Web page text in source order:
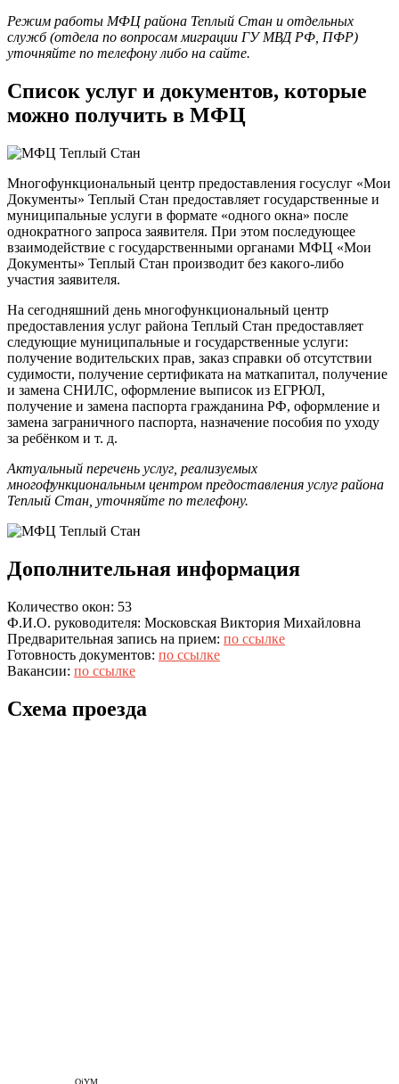
Режим работы МФЦ района Теплый Стан и отдельных
служб (отдела по вопросам миграции ГУ МВД РФ, ПФР)
уточняйте по телефону либо на сайте.
Список услуг и документов, которые
можно получить в МФЦ
Многофункциональный центр предоставления госуслуг «Мои
Документы» Теплый Стан предоставляет государственные и
муниципальные услуги в формате «одного окна» после
однократного запроса заявителя. При этом последующее
взаимодействие с государственными органами МФЦ «Мои
Документы» Теплый Стан производит без какого-либо
участия заявителя.
На сегодняшний день многофункциональный центр
предоставления услуг района Теплый Стан предоставляет
следующие муниципальные и государственные услуги:
получение водительских прав, заказ справки об отсутствии
судимости, получение сертификата на маткапитал, получение
и замена СНИЛС, оформление выписок из ЕГРЮЛ,
получение и замена паспорта гражданина РФ, оформление и
замена заграничного паспорта, назначение пособия по уходу
за ребёнком и т. д.
Актуальный перечень услуг, реализуемых
многофункциональным центром предоставления услуг района
Теплый Стан, уточняйте по телефону.
Дополнительная информация
Количество окон: 53
Ф.И.О. руководителя: Московская Виктория Михайловна
Предварительная запись на прием: по ссылке
Готовность документов: по ссылке
Вакансии: по ссылке
Схема проезда
OiYM